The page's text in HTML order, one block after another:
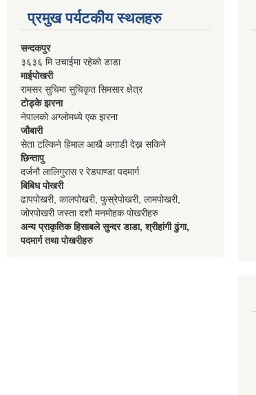
प्रमुख पर्यटकीय स्थलहरु
सन्दकपुर
३६३६ मि उचाईमा रहेको डाडा
माईपोखरी
रामसर सुचिमा सुचिकृत सिमसार क्षेत्र
टोड्के झरना
नेपालको अग्लोमध्ये एक झरना
जौबारी
सेता टल्किने हिमाल आखै अगाडी देख्न सकिने
छिन्तापु
दर्जनौ लालिगुरास र रेडपाण्डा पदमार्ग
बिबिध पोखरी
ढापपोखरी, कालपोखरी, फुस्रेपोखरी, लामपोखरी,
जोरपोखरी जस्ता दशौ मनमोहक पोखरीहरु
अन्य प्राकृतिक हिसाबले सुन्दर डाडा, श्रीहांगी ढुंगा,
पदमार्ग तथा पोखरीहरु